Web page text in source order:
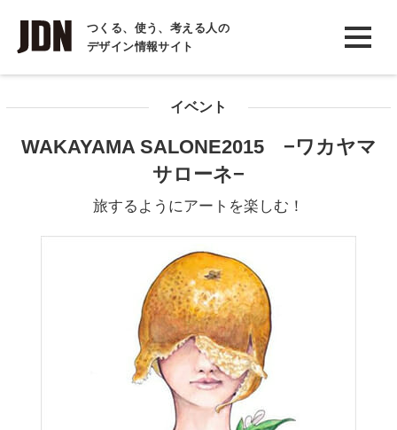
つくる、使う、考える人の
デザイン情報サイト
INTERVIEW
インタビュー
イベント
WAKAYAMA SALONE2015 −ワカヤマ
サローネ−
旅するようにアートを楽しむ！